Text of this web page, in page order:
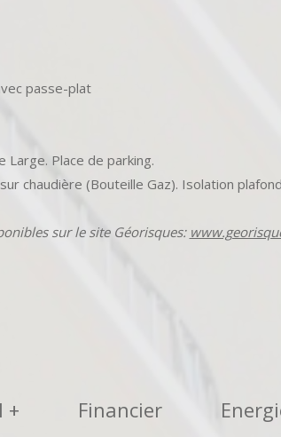
passe-plat
Large. Place de parking.
chaudière (Bouteille Gaz). Isolation
sur le site Géorisques:
+ Financier